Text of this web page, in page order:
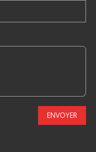
ENVOYER